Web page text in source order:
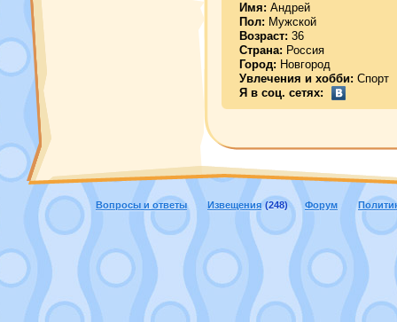
Имя: Андрей
Пол: Мужской
Возраст: 36
Страна: Россия
Город: Новгород
Увлечения и хобби: Спорт
Я в соц. сетях:
Вопросы и ответы Извещения (248) Форум